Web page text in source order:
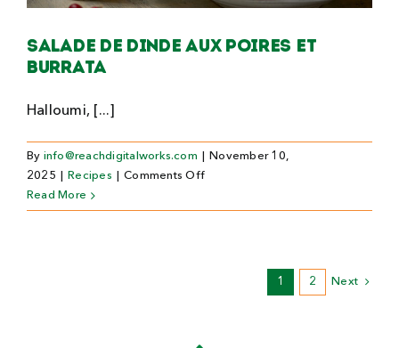
Salade de dinde aux poires et
burrata
Halloumi, [...]
By info@reachdigitalworks.com
November 10,
2025
Recipes Comments Offon
de
Read More
1 2 Next